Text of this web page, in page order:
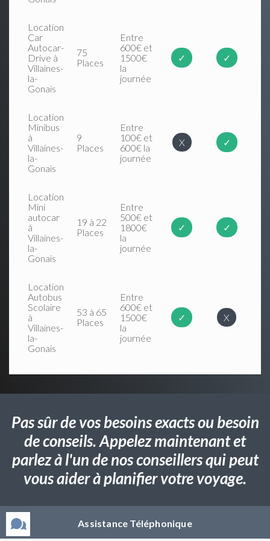
Location
Car
Autocar-
Drive à
Villaines-
la-
Gonais
75
Places
Entre
600€ et
1500€
la
journée
✓ ✓
Location
Minibus
à
Villaines-
la-
Gonais
9
Places
Entre
100€ et
600€ la
journée
X ✓
Location
Mini
autocar
à
Villaines-
la-
Gonais
19 à 22
Places
Entre
500€ et
1800€
la
journée
✓ ✓
Location
Autobus
Scolaire
à
Villaines-
la-
Gonais
53 à 65
Places
Entre
600€ et
1500€
la
journée
✓ X
Pas sûr de vos besoins exacts ou besoin
de conseils. Appelez maintenant et
parlez à l'un de nos conseillers qui peut
vous aider à planifier votre voyage.
Assistance Téléphonique